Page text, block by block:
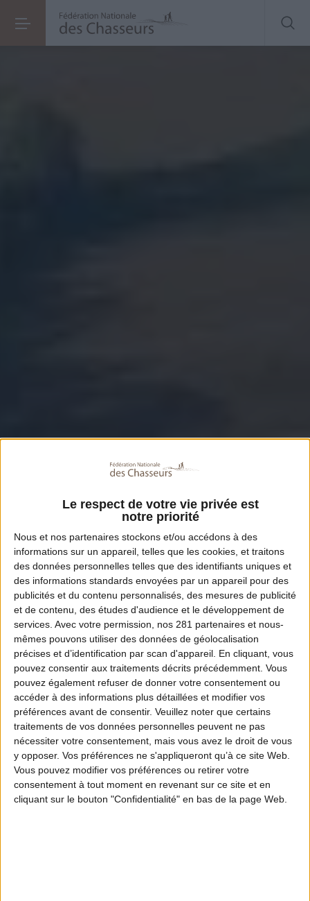
Le respect de votre vie privée est
notre priorité
Nous et nos partenaires stockons et/ou accédons à des
informations sur un appareil, telles que les cookies, et traitons
des données personnelles telles que des identifiants uniques et
des informations standards envoyées par un appareil pour des
publicités et du contenu personnalisés, des mesures de publicité
et de contenu, des études d'audience et le développement de
services. Avec votre permission, nos 281 partenaires et nous-
mêmes pouvons utiliser des données de géolocalisation
précises et d’identification par scan d'appareil. En cliquant, vous
pouvez consentir aux traitements décrits précédemment. Vous
pouvez également refuser de donner votre consentement ou
accéder à des informations plus détaillées et modifier vos
préférences avant de consentir. Veuillez noter que certains
traitements de vos données personnelles peuvent ne pas
nécessiter votre consentement, mais vous avez le droit de vous
y opposer. Vos préférences ne s'appliqueront qu’à ce site Web.
Vous pouvez modifier vos préférences ou retirer votre
consentement à tout moment en revenant sur ce site et en
cliquant sur le bouton "Confidentialité" en bas de la page Web.